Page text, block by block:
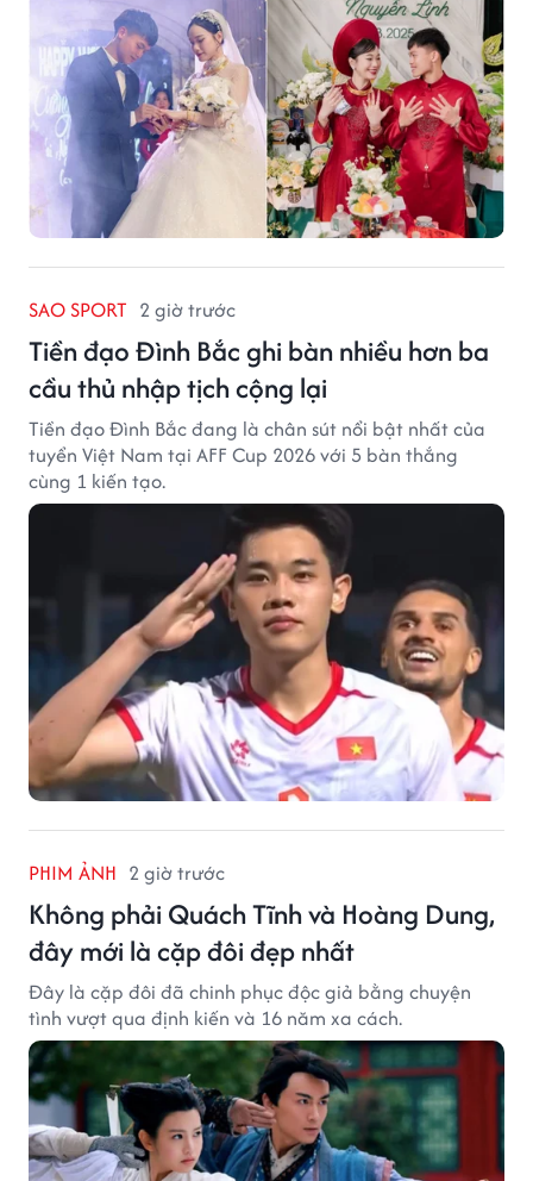
SAO SPORT 2 giờ trước
Tiền đạo Đình Bắc ghi bàn nhiều hơn ba
cầu thủ nhập tịch cộng lại
Tiền đạo Đình Bắc đang là chân sút nổi bật nhất của
tuyển Việt Nam tại AFF Cup 2026 với 5 bàn thắng
cùng 1 kiến tạo.
PHIM ẢNH 2 giờ trước
Không phải Quách Tĩnh và Hoàng Dung,
đây mới là cặp đôi đẹp nhất
Đây là cặp đôi đã chinh phục độc giả bằng chuyện
tình vượt qua định kiến và 16 năm xa cách.